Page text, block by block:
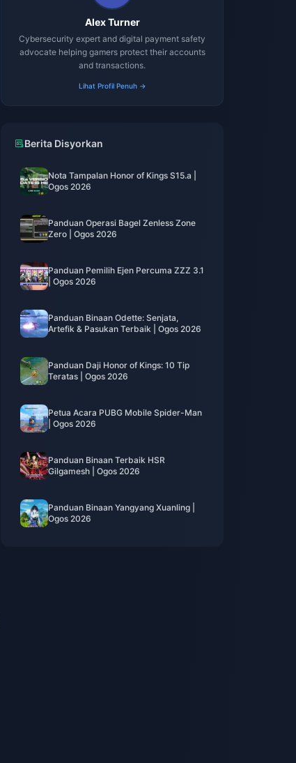
Alex Turner
Cybersecurity expert and digital payment safety
advocate helping gamers protect their accounts
and transactions.
Lihat Profil Penuh →
Berita Disyorkan
Nota Tampalan Honor of Kings S15.a |
Ogos 2026
Panduan Operasi Bagel Zenless Zone
Zero | Ogos 2026
Panduan Pemilih Ejen Percuma ZZZ 3.1
| Ogos 2026
Panduan Binaan Odette: Senjata,
Artefik & Pasukan Terbaik | Ogos 2026
Panduan Daji Honor of Kings: 10 Tip
Teratas | Ogos 2026
Petua Acara PUBG Mobile Spider-Man
| Ogos 2026
Panduan Binaan Terbaik HSR
Gilgamesh | Ogos 2026
Panduan Binaan Yangyang Xuanling |
Ogos 2026